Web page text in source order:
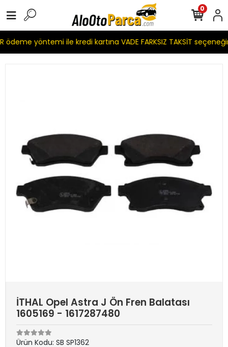
ödeme yöntemi ile kredi kartına VADE FARKSIZ TAKSİT
0
İTHAL Opel Astra J Ön Fren Balatası
1605169 - 1617287480
Ürün Kodu: SB SP1362